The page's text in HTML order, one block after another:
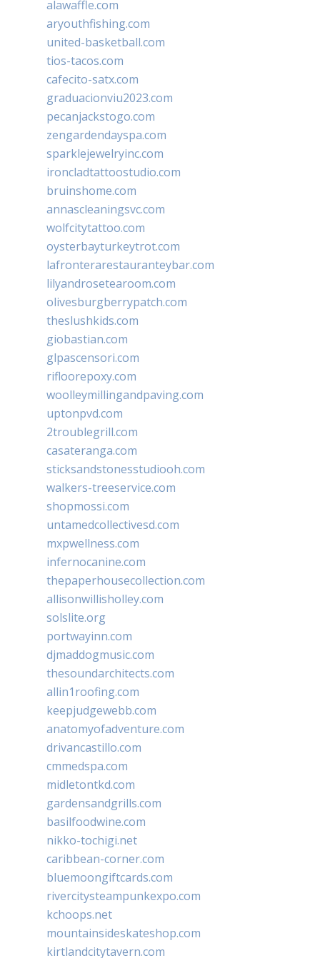
alawaffle.com
aryouthfishing.com
united-basketball.com
tios-tacos.com
cafecito-satx.com
graduacionviu2023.com
pecanjackstogo.com
zengardendayspa.com
sparklejewelryinc.com
ironcladtattoostudio.com
bruinshome.com
annascleaningsvc.com
wolfcitytattoo.com
oysterbayturkeytrot.com
lafronterarestauranteybar.com
lilyandrosetearoom.com
olivesburgberrypatch.com
theslushkids.com
giobastian.com
glpascensori.com
rifloorepoxy.com
woolleymillingandpaving.com
uptonpvd.com
2troublegrill.com
casateranga.com
sticksandstonesstudiooh.com
walkers-treeservice.com
shopmossi.com
untamedcollectivesd.com
mxpwellness.com
infernocanine.com
thepaperhousecollection.com
allisonwillisholley.com
solslite.org
portwayinn.com
djmaddogmusic.com
thesoundarchitects.com
allin1roofing.com
keepjudgewebb.com
anatomyofadventure.com
drivancastillo.com
cmmedspa.com
midletontkd.com
gardensandgrills.com
basilfoodwine.com
nikko-tochigi.net
caribbean-corner.com
bluemoongiftcards.com
rivercitysteampunkexpo.com
kchoops.net
mountainsideskateshop.com
kirtlandcitytavern.com